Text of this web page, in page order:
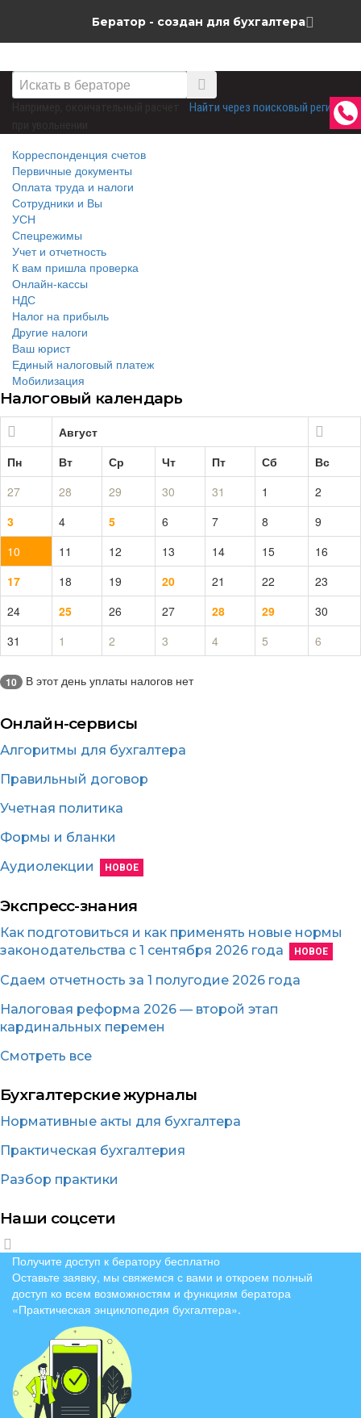
Бератор - создан для бухгалтера
Найти через поисковый регистр
Корреспонденция счетов
Первичные документы
Оплата труда и налоги
Сотрудники и Вы
УСН
Спецрежимы
Учет и отчетность
К вам пришла проверка
Онлайн-кассы
НДС
Налог на прибыль
Другие налоги
Ваш юрист
Единый налоговый платеж
Мобилизация
Налоговый календарь
Август
Пн
Вт Ср Чт Пт Сб
Вс
27
28 29 30 31 1
2
3
4 5 6 7 8
9
10
11 12 13 14 15
16
17
18 19 20 21 22
23
24
25 26 27 28 29
30
31
1 2 3 4 5 6
10 В этот день уплаты налогов нет
Онлайн-сервисы
Алгоритмы для бухгалтера
Правильный договор
Учетная политика
Формы и бланки
Аудиолекции
НОВОЕ
Экспресс-знания
Как подготовиться и как применять новые нормы
законодательства с 1 сентября 2026 года
НОВОЕ
Сдаем отчетность за 1 полугодие 2026 года
Налоговая реформа 2026 — второй этап
кардинальных перемен
Смотреть все
Бухгалтерские журналы
Нормативные акты для бухгалтера
Практическая бухгалтерия
Разбор практики
Наши соцсети
Получите доступ к бератору бесплатно
Оставьте заявку, мы свяжемся с вами и откроем полный
доступ ко всем возможностям и функциям бератора
«Практическая энциклопедия бухгалтера».